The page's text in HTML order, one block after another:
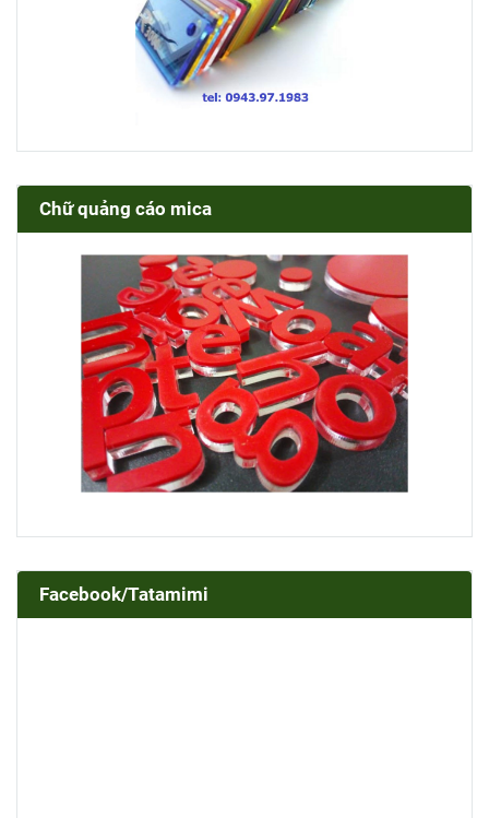
Chữ quảng cáo mica
Facebook/Tatamimi